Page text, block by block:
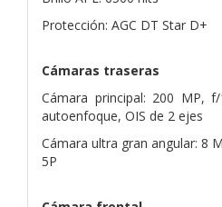
Protección: AGC DT Star D+
Cámaras traseras
Cámara principal: 200 MP,
autoenfoque, OIS de 2 ejes
Cámara ultra gran angular: 8
5P